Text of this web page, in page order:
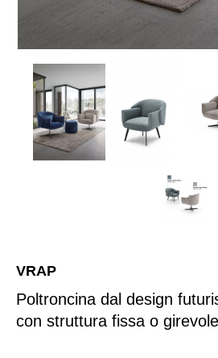
VRAP
Poltroncina dal design
con struttura fissa o girevole